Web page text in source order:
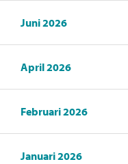
Juni 2026
April 2026
Februari 2026
Januari 2026